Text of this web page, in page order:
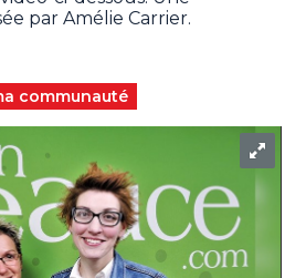
par Amélie Carrier.
communauté